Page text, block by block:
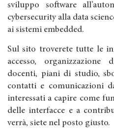
sviluppo software
cybersecurity alla data
ai sistemi embedded.
Sul sito troverete tutte le
accesso, organizzazione
docenti, piani di studio,
contatti e comunicazioni
interessati a capire come
delle interfacce e a
verrà, siete nel posto giusto.